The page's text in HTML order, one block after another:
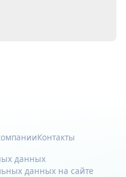
Контакты
данных
данных на сайте